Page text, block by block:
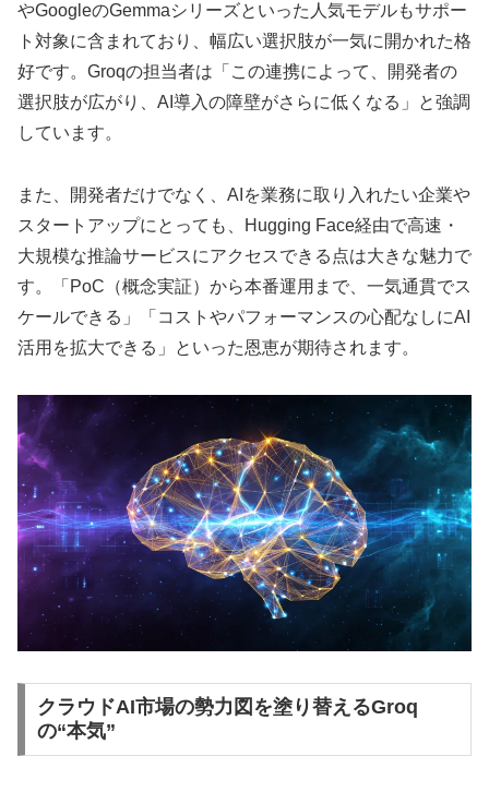
やGoogleのGemmaシリーズといった人気モデルもサポー
ト対象に含まれており、幅広い選択肢が一気に開かれた格
好です。Groqの担当者は「この連携によって、開発者の
選択肢が広がり、AI導入の障壁がさらに低くなる」と強調
しています。
また、開発者だけでなく、AIを業務に取り入れたい企業や
スタートアップにとっても、Hugging Face経由で高速・
大規模な推論サービスにアクセスできる点は大きな魅力で
す。「PoC（概念実証）から本番運用まで、一気通貫でス
ケールできる」「コストやパフォーマンスの心配なしにAI
活用を拡大できる」といった恩恵が期待されます。
クラウドAI市場の勢力図を塗り替えるGroq
の“本気”